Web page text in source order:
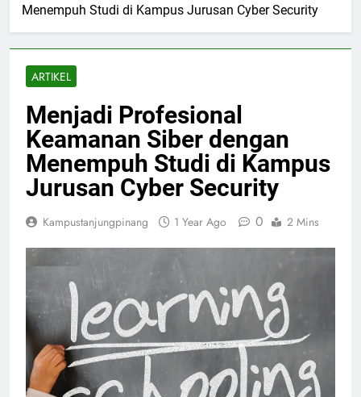
Menempuh Studi di Kampus Jurusan Cyber Security
ARTIKEL
Menjadi Profesional
Keamanan Siber dengan
Menempuh Studi di Kampus
Jurusan Cyber Security
Kampustanjungpinang 1 Year Ago 0 2 Mins